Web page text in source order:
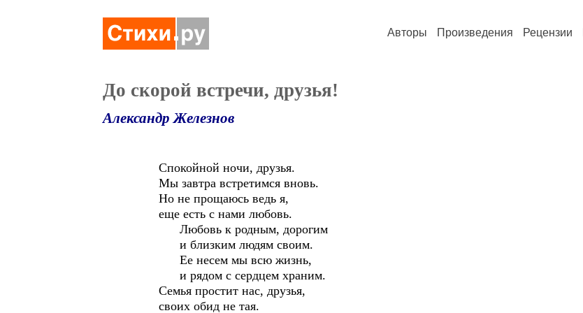
Авторы Произведения Рецензии
До скорой встречи, друзья!
Александр Железнов
Спокойной ночи, друзья.
Мы завтра встретимся вновь.
Но не прощаюсь ведь я,
еще есть с нами любовь.
Любовь к родным, дорогим
и близким людям своим.
Ее несем мы всю жизнь,
и рядом с сердцем храним.
Семья простит нас, друзья,
своих обид не тая.